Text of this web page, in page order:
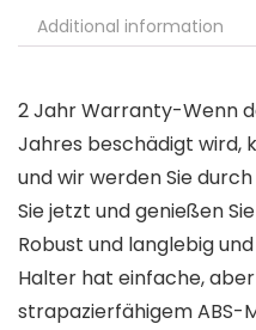
Additional information
2 Jahr Warranty-Wenn
Jahres beschädigt wird,
und wir werden Sie
Sie jetzt und genießen
Robust und langlebig
Halter hat einfache,
strapazierfähigem ABS-